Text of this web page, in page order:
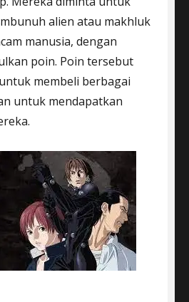
alien atau makhluk
manusia, dengan
poin. Poin tersebut
membeli berbagai
untuk mendapatkan